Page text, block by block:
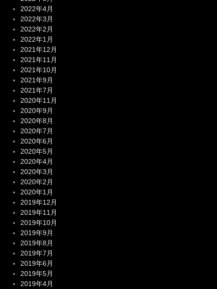
2022年4月
2022年3月
2022年2月
2022年1月
2021年12月
2021年11月
2021年10月
2021年9月
2021年7月
2020年11月
2020年9月
2020年8月
2020年7月
2020年6月
2020年5月
2020年4月
2020年3月
2020年2月
2020年1月
2019年12月
2019年11月
2019年10月
2019年9月
2019年8月
2019年7月
2019年6月
2019年5月
2019年4月